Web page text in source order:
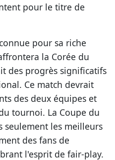
pour le titre de
pour sa riche
la Corée du
des progrès significatifs
Ce match devrait
des deux équipes et
tournoi. La Coupe du
seulement les meilleurs
des fans de
l'esprit de fair-play.